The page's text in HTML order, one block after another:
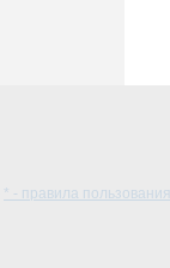
* - правила пользования